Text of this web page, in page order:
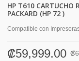
HP T610 CARTUCHO
PACKARD (HP 72 )
Compatible con
₡59,999.00